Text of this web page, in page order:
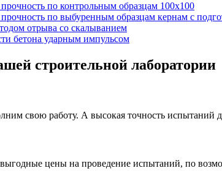
по контрольным образцам 100х100
по выбуренным образцам кернам с
отрыва со скалыванием
бетона ударным импульсом
строительной лаборатории
свою работу. А высокая точность испытаний
цены на проведение испытаний, по